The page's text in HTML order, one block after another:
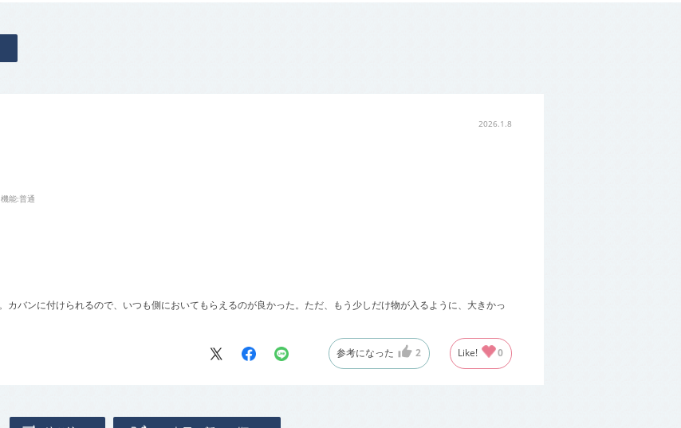
2026.1.8
機能:普通
カバンに付けられるので、いつも側においてもらえるのが良かった。ただ、もう少しだけ物が入るように、大きかっ
参考になった 2 Like! 0